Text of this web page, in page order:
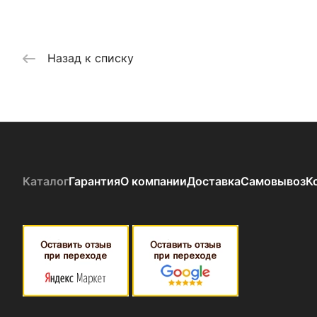
Назад к списку
КаталогГарантияО компанииДоставкаСамовывоз